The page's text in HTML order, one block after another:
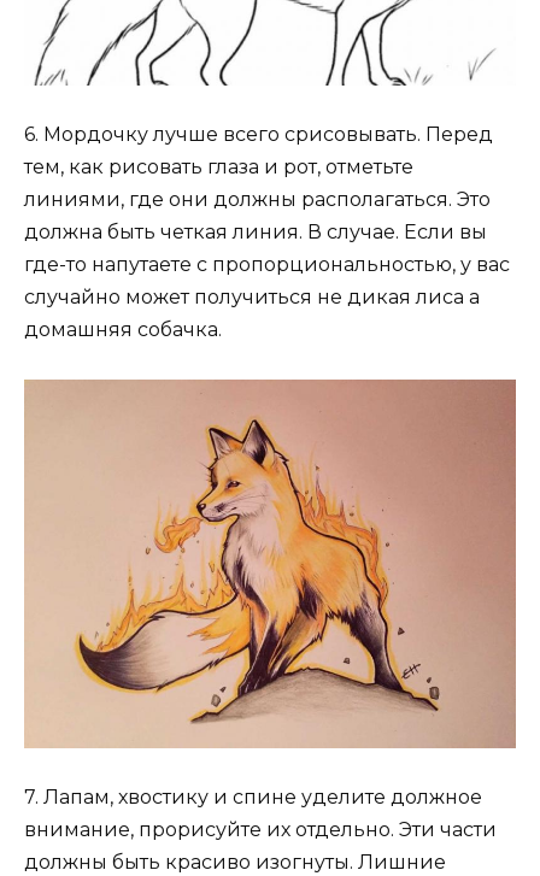
6. Мордочку лучше всего срисовывать. Перед
тем, как рисовать глаза и рот, отметьте
линиями, где они должны располагаться. Это
должна быть четкая линия. В случае. Если вы
где-то напутаете с пропорциональностью, у вас
случайно может получиться не дикая лиса а
домашняя собачка.
7. Лапам, хвостику и спине уделите должное
внимание, прорисуйте их отдельно. Эти части
должны быть красиво изогнуты. Лишние